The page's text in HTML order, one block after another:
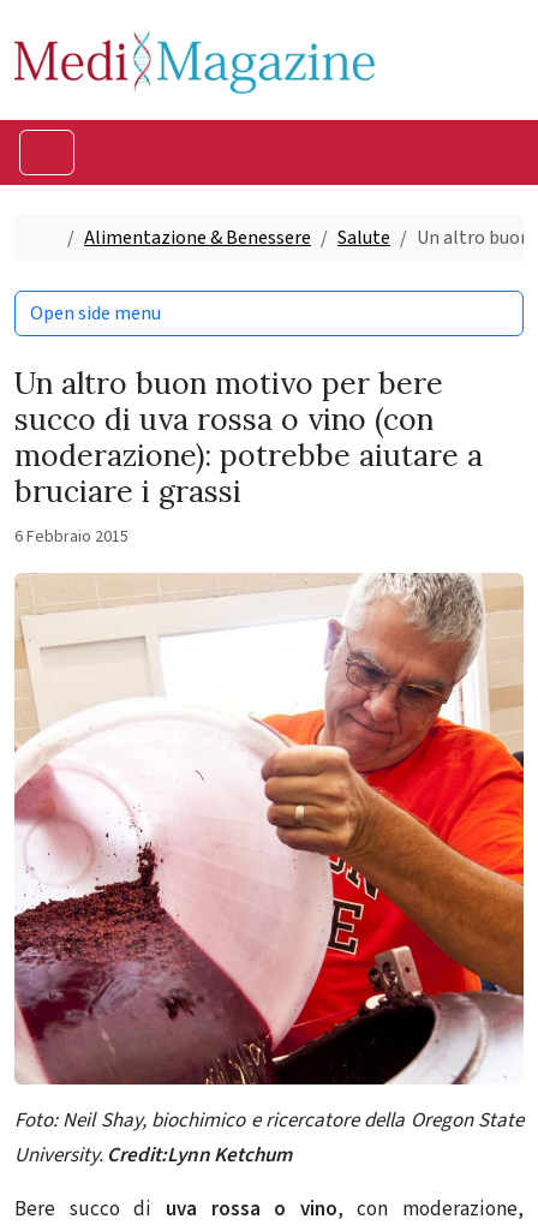
Home
Alimentazione & Benessere Salute Un altro buon
Un altro buon motivo per bere
succo di uva rossa o vino (con
moderazione): potrebbe aiutare a
bruciare i grassi
6 Febbraio 2015
Foto:Neil Shay, biochimico e ricercatore della Oregon State
University. Credit:Lynn Ketchum
Bere succo di uva rossa o vino, con moderazione,
Open side menu